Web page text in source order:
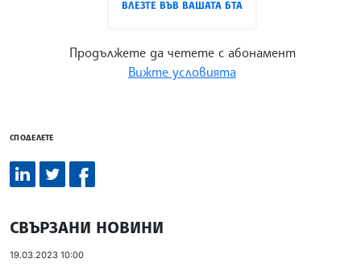
ВЛЕЗТЕ ВЪВ ВАШАТА БТА
Продължете да четете с абонамент
Вижте условията
СПОДЕЛЕТЕ
СВЪРЗАНИ НОВИНИ
19.03.2023 10:00